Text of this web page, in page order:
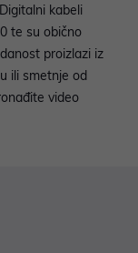
kabeli
te su obično
proizlazi iz
ili smetnje od
video